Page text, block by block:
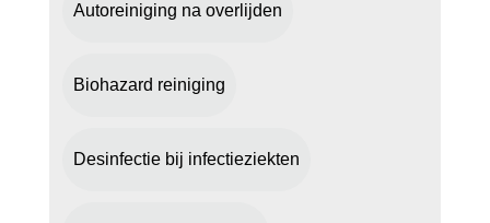
Autoreiniging na overlijden
Biohazard reiniging
Desinfectie bij infectieziekten